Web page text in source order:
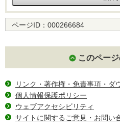
ページID： 000266684
このペー
リンク・著作権・免責事項・ダ
個人情報保護ポリシー
ウェブアクセシビリティ
サイトに関するご意見・お問い